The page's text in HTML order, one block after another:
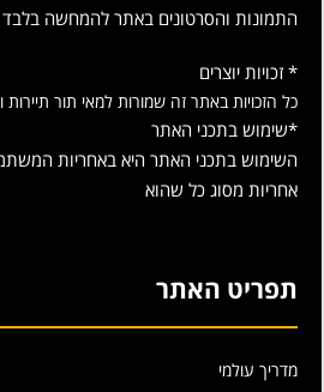
התמונות והסרטונים באתר להמחשה בלבד
* זכויות יוצרים
כל הזכויות באתר זה שמורות למאי תור
*שימוש בתכני האתר
השימוש בתכני האתר היא באחריות
אחריות מסוג כל שהוא
תפריט האתר
מדריך עולמי